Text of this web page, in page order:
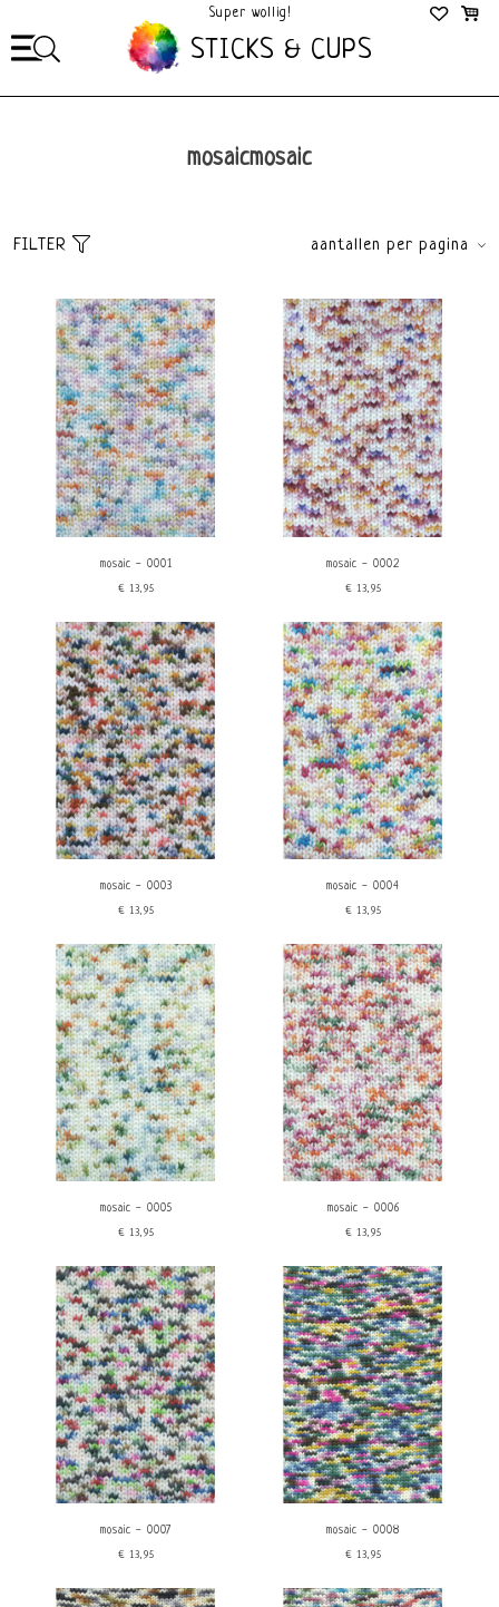
Super wollig!
Mega Gezellig!
STICKS & CUPS
mosaicmosaic
FILTER
aantallen per pagina
Standaard
Meest bekeken
Nieuwste producten
Laagste prijs
Hoogste prijs
Alle merken
Lang Yarns
price
€0 €15
mosaic - 0001
€13,95
mosaic - 0002
€13,95
mosaic - 0003
€13,95
mosaic - 0004
€13,95
mosaic - 0005
€13,95
mosaic - 0006
€13,95
mosaic - 0007
€13,95
mosaic - 0008
€13,95